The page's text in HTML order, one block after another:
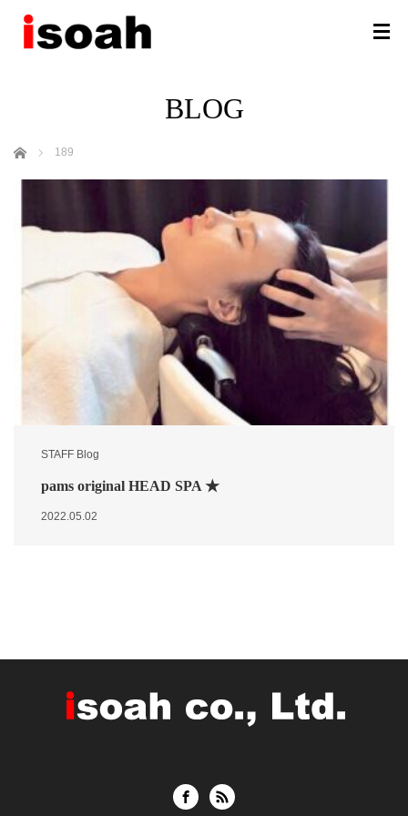
BLOG
ホーム 189
STAFF Blog
pams original HEAD SPA ★
2022.05.02